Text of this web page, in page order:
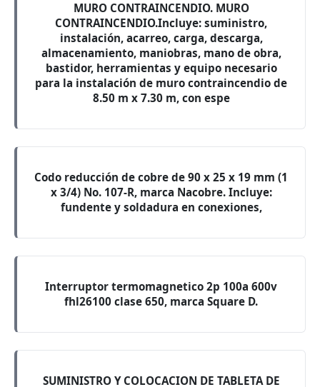
MURO CONTRAINCENDIO. MURO
CONTRAINCENDIO.Incluye: suministro,
instalación, acarreo, carga, descarga,
almacenamiento, maniobras, mano de obra,
bastidor, herramientas y equipo necesario
para la instalación de muro contraincendio de
8.50 m x 7.30 m, con espe
Codo reducción de cobre de 90 x 25 x 19 mm (1
x 3/4) No. 107-R, marca Nacobre. Incluye:
fundente y soldadura en conexiones,
Interruptor termomagnetico 2p 100a 600v
fhl26100 clase 650, marca Square D.
SUMINISTRO Y COLOCACION DE TABLETA DE